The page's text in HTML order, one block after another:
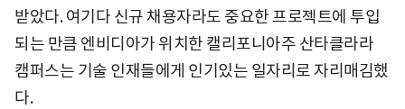
받았다. 여기다 신규 채용자라도 중요한 프로젝트에 투입
되는 만큼 엔비디아가 위치한 캘리포니아주 산타클라라
캠퍼스는 기술 인재들에게 인기있는 일자리로 자리매김했
다.